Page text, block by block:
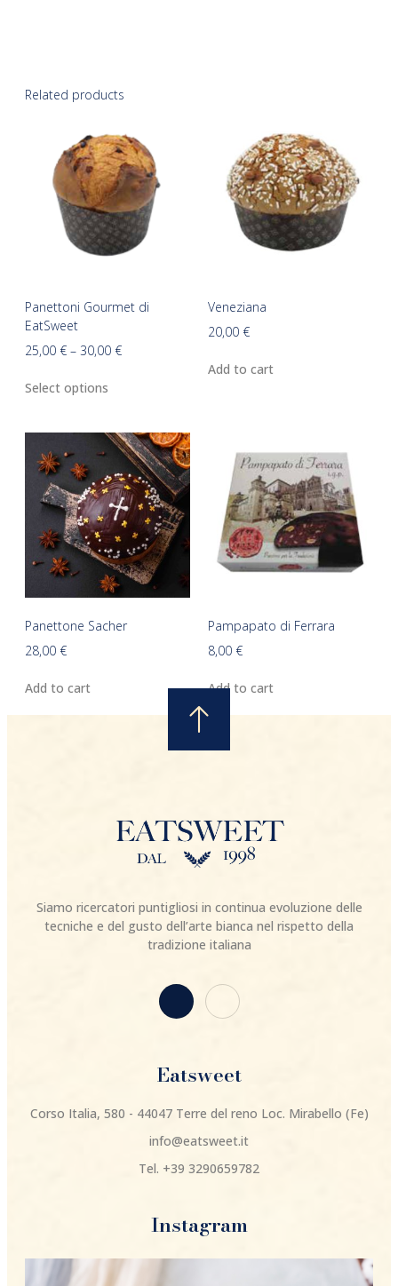
Related products
Panettoni Gourmet di
EatSweet
25,00 € – 30,00 €
Select options
Veneziana
20,00 €
Add to cart
Panettone Sacher
28,00 €
Add to cart
Pampapato di Ferrara
8,00 €
Add to cart
Siamo ricercatori puntigliosi in continua evoluzione delle
tecniche e del gusto dell’arte bianca nel rispetto della
tradizione italiana
Eatsweet
Corso Italia, 580 - 44047 Terre del reno Loc. Mirabello (Fe)
info@eatsweet.it
Tel. +39 3290659782
Instagram